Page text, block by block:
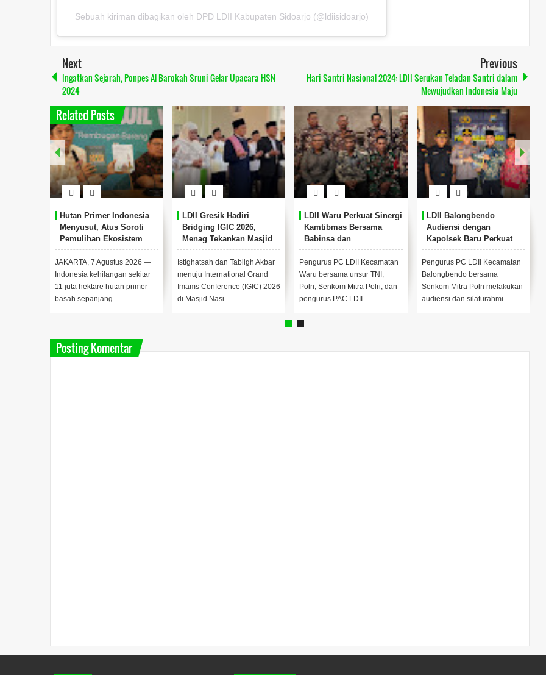
Sebuah kiriman dibagikan oleh DPD LDII Kabupaten Sidoarjo (@ldiisidoarjo)
Next
Ingatkan Sejarah, Ponpes Al Barokah Sruni Gelar Upacara HSN
2024
Previous
Hari Santri Nasional 2024: LDII Serukan Teladan Santri dalam
Mewujudkan Indonesia Maju
Related Posts
Hutan Primer Indonesia
Menyusut, Atus Soroti
Pemulihan Ekosistem
JAKARTA, 7 Agustus 2026 —
Indonesia kehilangan sekitar
11 juta hektare hutan primer
basah sepanjang ...
LDII Gresik Hadiri
Bridging IGIC 2026,
Menag Tekankan Masjid
sebagai Pusat
Pemberdayaan Umat
Istighatsah dan Tabligh Akbar
menuju International Grand
Imams Conference (IGIC) 2026
di Masjid Nasi...
LDII Waru Perkuat Sinergi
Kamtibmas Bersama
Babinsa dan
Bhabinkamtibmas
Pengurus PC LDII Kecamatan
Waru bersama unsur TNI,
Polri, Senkom Mitra Polri, dan
pengurus PAC LDII ...
LDII Balongbendo
Audiensi dengan
Kapolsek Baru Perkuat
Sinergi Kamtibmas
Pengurus PC LDII Kecamatan
Balongbendo bersama
Senkom Mitra Polri melakukan
audiensi dan silaturahmi...
Posting Komentar